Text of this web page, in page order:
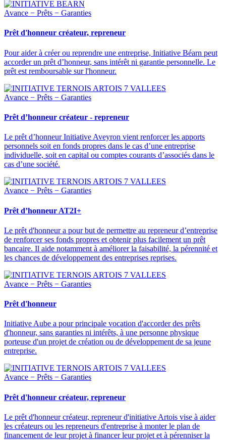
Avance − Prêts − Garanties
Prêt d'honneur créateur, repreneur
Pour aider à créer ou reprendre une entreprise, Initiative Béarn peut
accorder un prêt d’honneur, sans intérêt ni garantie personnelle. Le
prêt est remboursable sur l'honneur.
Avance − Prêts − Garanties
Prêt d’honneur créateur - repreneur
Le prêt d’honneur Initiative Aveyron vient renforcer les apports
personnels soit en fonds propres dans le cas d’une entreprise
individuelle, soit en capital ou comptes courants d’associés dans le
cas d’une société.
Avance − Prêts − Garanties
Prêt d’honneur AT2I+
Le prêt d'honneur a pour but de permettre au repreneur d’entreprise
de renforcer ses fonds propres et obtenir plus facilement un prêt
bancaire. Il aide notamment à améliorer la faisabilité, la pérennité et
les chances de développement des entreprises reprises.
Avance − Prêts − Garanties
Prêt d'honneur
Initiative Aube a pour principale vocation d'accorder des prêts
d'honneur, sans garanties ni intérêts, à une personne physique
porteuse d'un projet de création ou de développement de sa jeune
entreprise.
Avance − Prêts − Garanties
Prêt d'honneur créateur, repreneur
Le prêt d'honneur créateur, repreneur d'initiative Artois vise à aider
les créateurs ou les repreneurs d'entreprise à monter le plan de
financement de leur projet à financer leur projet et à pérenniser la